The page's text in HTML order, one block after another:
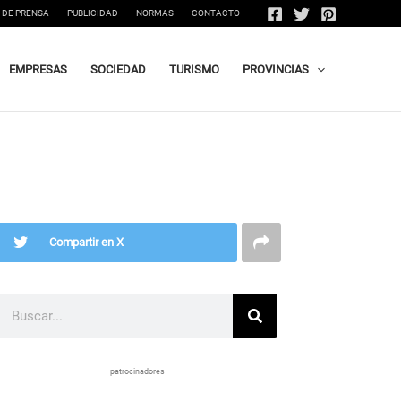
PRENSA PUBLICIDAD NORMAS CONTACTO
EMPRESAS SOCIEDAD TURISMO PROVINCIAS
Compartir en X
– patrocinadores –